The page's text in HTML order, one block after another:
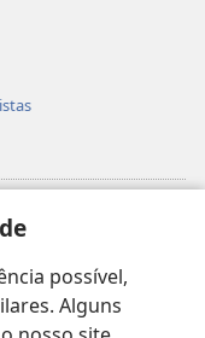
possível,
Alguns